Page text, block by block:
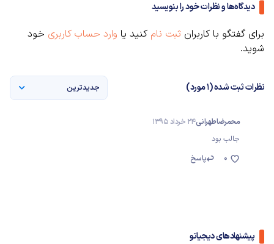
دیدگاه‌ها و نظرات خود را بنویسید
برای گفتگو با کاربران ثبت نام کنید یا وارد حساب کاربری خود
شوید.
نظرات ثبت شده (1 مورد) جدیدترین
محمرضا طهرانی24 خرداد 1395
جالب بود
پاسخ
0
پیشنهادهای دیجیاتو